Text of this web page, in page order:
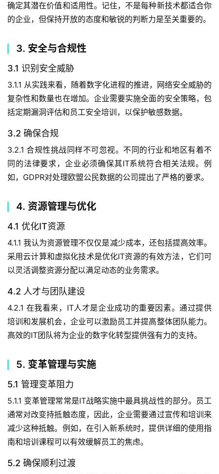
确定其潜在价值和适用性。记住，不是每种新技术都适合你
的企业，但保持开放的态度和敏锐的判断力是至关重要的。
3. 安全与合规性
3.1 识别安全威胁
3.1.1 从实践来看，随着数字化进程的推进，网络安全威胁的
复杂性和数量也在增加。企业需要实施全面的安全策略，包
括定期漏洞评估和员工安全培训，以保护敏感数据。
3.2 确保合规
3.2.1 合规性挑战同样不可忽视。不同的行业和地区有着不
同的法律要求，企业必须确保其IT系统符合相关法规。例
如，GDPR对处理欧盟公民数据的公司提出了严格的要求。
4. 资源管理与优化
4.1 优化IT资源
4.1.1 我认为资源管理不仅仅是减少成本，还包括提高效率。
采用云计算和虚拟化技术是优化IT资源的有效方法，它们可
以灵活调整资源分配以满足动态的业务需求。
4.2 人才与团队建设
4.2.1 在我看来，IT人才是企业成功的重要因素。通过提供
培训和发展机会，企业可以激励员工并提高整体团队能力。
高效的IT团队将为企业的数字化转型提供强有力的支持。
5. 变革管理与实施
5.1 管理变革阻力
5.1.1 变革管理常常是IT战略实施中最具挑战性的部分。员工
通常对改变持抵触态度，因此，企业需要通过宣传和培训来
减少这种抵触。例如，在引入新系统时，提供详细的使用指
南和培训课程可以有效缓解员工的焦虑。
5.2 确保顺利过渡